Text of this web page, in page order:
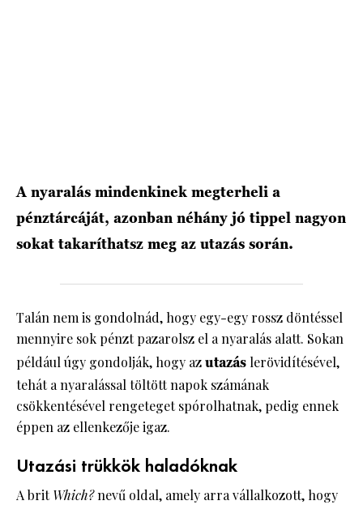
A nyaralás mindenkinek megterheli a
pénztárcáját, azonban néhány jó tippel nagyon
sokat takaríthatsz meg az utazás során.
Talán nem is gondolnád, hogy egy-egy rossz döntéssel
mennyire sok pénzt pazarolsz el a nyaralás alatt. Sokan
például úgy gondolják, hogy azutazás lerövidítésével,
tehát a nyaralással töltött napok számának
csökkentésével rengeteget spórolhatnak, pedig ennek
éppen az ellenkezője igaz.
Utazási trükkök haladóknak
A britWhich?nevű oldal, amely arra vállalkozott, hogy